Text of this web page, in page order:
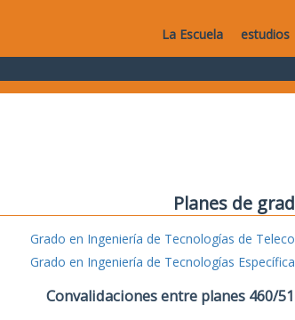
La Escuela estudios
Planes de
Grado en Ingeniería de Tecnologías de
Grado en Ingeniería de Tecnologías
Convalidaciones entre planes 460/